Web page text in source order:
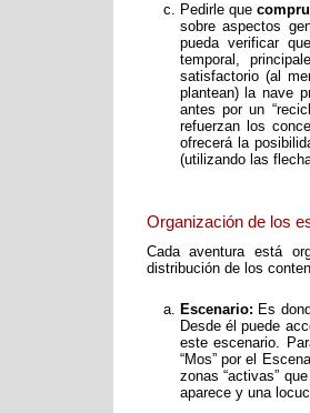
Pedirle que
sobre aspectos
pueda verificar
temporal,
satisfactorio (al
plantean) la nave
antes por un
refuerzan los
ofrecerá la
(utilizando las
Organización de los
Cada aventura está
distribución de los
Escenario: Es
Desde él puede
este escenario.
“Mos” por el
zonas “activas”
aparece y una